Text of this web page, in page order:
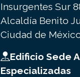
Insurgentes Sur
Alcaldía Benito
Ciudad de
Edificio Sede
Especializadas